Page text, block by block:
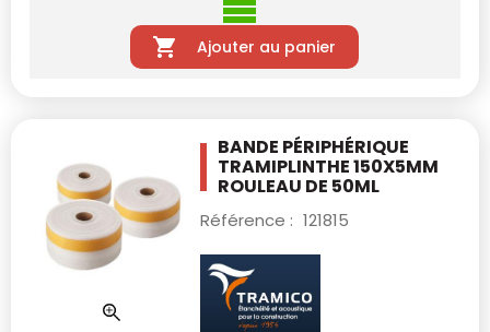
Ajouter au panier
BANDE PÉRIPHÉRIQUE
TRAMIPLINTHE 150X5MM
ROULEAU DE 50ML
Référence : 121815